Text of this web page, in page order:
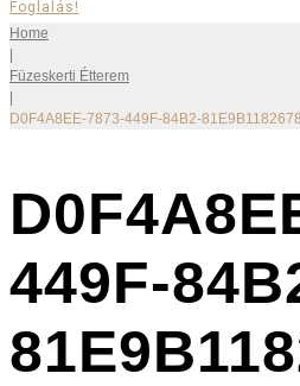
Foglalás!
Home
Füzeskerti Étterem
D0F4A8EE-7873-449F-84B2-81E9B1182678
449F-